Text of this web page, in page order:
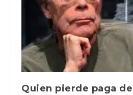
Quien pierde paga